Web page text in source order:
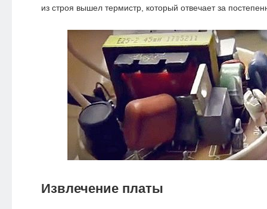
из строя вышел термистр, который отвечает за
Извлечение платы